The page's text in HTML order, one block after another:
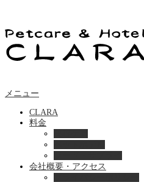
メニュー
CLARA
料金
会社概要・アクセス